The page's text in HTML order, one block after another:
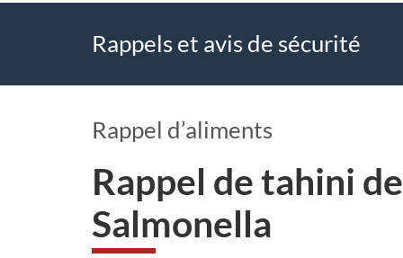
Rappels et avis de sécurité
Rappel d’aliments
Rappel de tahini
Salmonella